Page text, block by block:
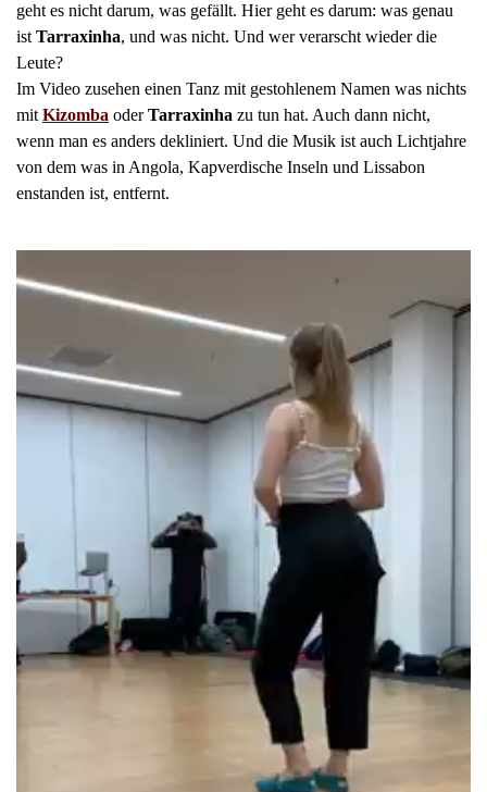
geht es nicht darum, was gefällt. Hier geht es darum: was genau
istTarraxinha, und was nicht. Und wer verarscht wieder die
Leute?
Im Video zusehen einen Tanz mit gestohlenem Namen was nichts
mitKizomba oderTarraxinha zu tun hat. Auch dann nicht,
wenn man es anders dekliniert. Und die Musik ist auch Lichtjahre
von dem was in Angola, Kapverdische Inseln und Lissabon
enstanden ist, entfernt.